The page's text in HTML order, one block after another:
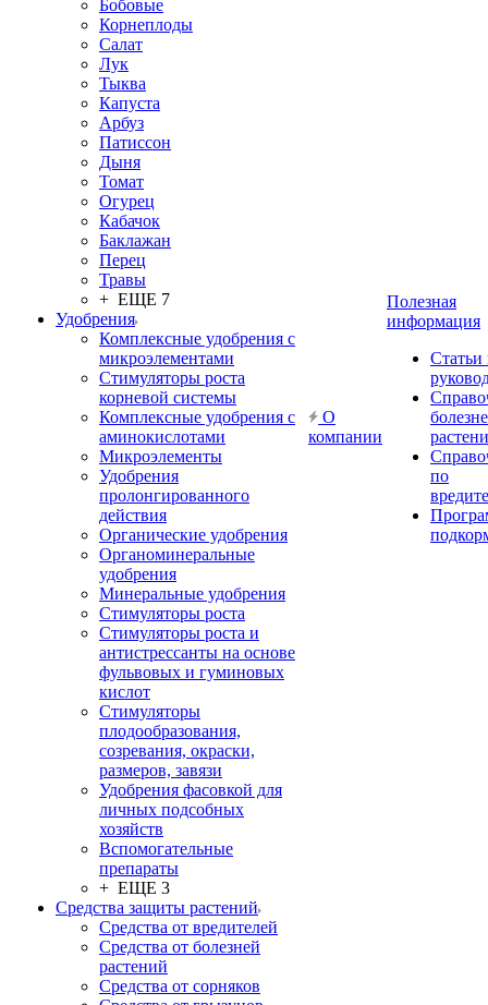
Бобовые
Корнеплоды
Салат
Лук
Тыква
Капуста
Арбуз
Патиссон
Дыня
Томат
Огурец
Кабачок
Баклажан
Перец
Травы
+ ЕЩЕ 7
Удобрения
Комплексные удобрения с
микроэлементами
Стимуляторы роста
корневой системы
Комплексные удобрения с
аминокислотами
Микроэлементы
Удобрения
пролонгированного
действия
Органические удобрения
Органоминеральные
удобрения
Минеральные удобрения
Стимуляторы роста
Стимуляторы роста и
антистрессанты на основе
фульвовых и гуминовых
кислот
Стимуляторы
плодообразования,
созревания, окраски,
размеров, завязи
Удобрения фасовкой для
личных подсобных
хозяйств
Вспомогательные
препараты
+ ЕЩЕ 3
Средства защиты растений
Средства от вредителей
Средства от болезней
растений
Средства от сорняков
О
компании
Полезная
информация
Статьи
по